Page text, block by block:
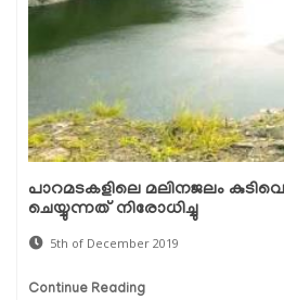
പാറമടകളിലെ മലിനജലം
ചെയ്യുന്നത് നിരോധിച്ചു
5th of December 2019
Continue Reading